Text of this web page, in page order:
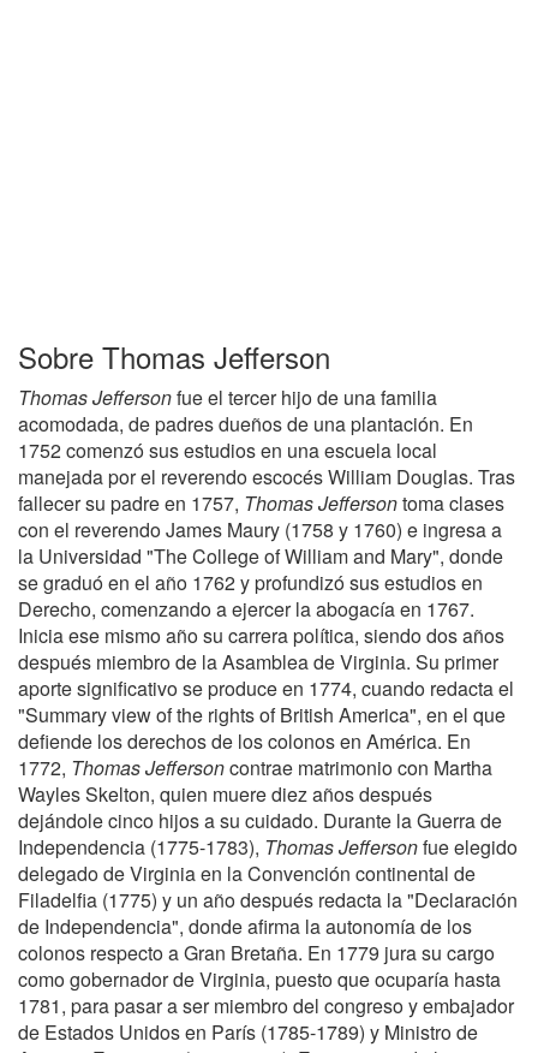
Sobre Thomas Jefferson
Thomas Jeffersonfue el tercer hijo de una familia
acomodada, de padres dueños de una plantación. En
1752 comenzó sus estudios en una escuela local
manejada por el reverendo escocés William Douglas. Tras
fallecer su padre en 1757, Thomas Jeffersontoma clases
con el reverendo James Maury (1758 y 1760) e ingresa a
la Universidad "The College of William and Mary", donde
se graduó en el año 1762 y profundizó sus estudios en
Derecho, comenzando a ejercer la abogacía en 1767.
Inicia ese mismo año su carrera política, siendo dos años
después miembro de la Asamblea de Virginia. Su primer
aporte significativo se produce en 1774, cuando redacta el
"Summary view of the rights of British America", en el que
defiende los derechos de los colonos en América. En
1772, Thomas Jeffersoncontrae matrimonio con Martha
Wayles Skelton, quien muere diez años después
dejándole cinco hijos a su cuidado. Durante la Guerra de
Independencia (1775-1783), Thomas Jeffersonfue elegido
delegado de Virginia en la Convención continental de
Filadelfia (1775) y un año después redacta la "Declaración
de Independencia", donde afirma la autonomía de los
colonos respecto a Gran Bretaña. En 1779 jura su cargo
como gobernador de Virginia, puesto que ocuparía hasta
1781, para pasar a ser miembro del congreso y embajador
de Estados Unidos en París (1785-1789) y Ministro de